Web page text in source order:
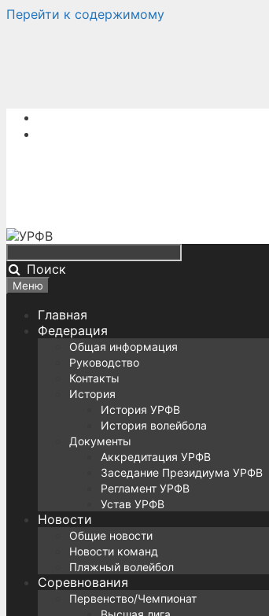
Перейти к содержимому
Поиск
Меню
Главная
Федерация
Общая информация
Руководство
Контакты
История
История УРФВ
История волейбола
Документы
Аккредитация УРФВ
Заседание Президиума УРФВ
Регламент УРФВ
Устав УРФВ
Новости
Общие новости
Новости команд
Пляжный волейбол
Соревнования
Первенство/Чемпионат